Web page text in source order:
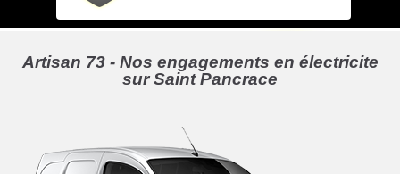
Artisan 73 - Nos engagements en électricite
sur Saint Pancrace